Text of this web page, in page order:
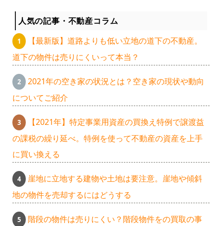
人気の記事・不動産コラム
【最新版】道路よりも低い立地の道下の不動産。
道下の物件は売りにくいって本当？
2021年の空き家の状況とは？空き家の現状や動向
についてご紹介
【2021年】特定事業用資産の買換え特例で譲渡益
の課税の繰り延べ。特例を使って不動産の資産を上手
に買い換える
崖地に立地する建物や土地は要注意。崖地や傾斜
地の物件を売却するにはどうする
階段の物件は売りにくい？階段物件をの買取の事